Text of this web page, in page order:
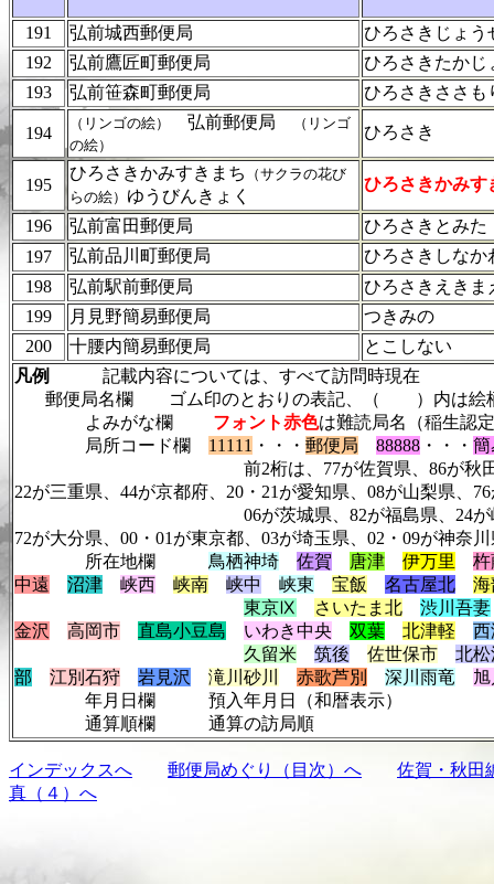
191 弘前城西郵便局
ひろさきじょう
192
弘前鷹匠町郵便局
ひろさきたかじ
193
弘前笹森町郵便局 ひろさきささも
194
（リンゴの絵） 弘前郵便局
（リンゴ
の絵）
ひろさき
195
ひろさきかみすきまち
（サクラの花び
らの絵） ゆうびんきょく
ひろさきかみす
196 弘前富田郵便局
ひろさきとみた
197
弘前品川町郵便局
ひろさきしなか
198
弘前駅前郵便局
ひろさきえきま
199
月見野簡易郵便局
つきみの
200
十腰内簡易郵便局
とこしない
凡例
記載内容については、すべて訪問時現在
郵便局名欄 ゴム印のとおりの表記、（ ）内は絵柄
よみがな欄 フォント赤色は難読局名（稲生認
局所コード欄 11111 ・・・ 郵便局 88888 ・・・ 簡
前2桁は、77が佐賀県、86が秋田
22が三重県、44が京都府、20・21が愛知県、08が山梨県、
06が茨城県、82が福島県、24が岐阜県、32が
72が大分県、00・01が東京都、03が埼玉県、02・09が神奈
所在地欄 鳥栖神埼 佐賀 唐津 伊万里
杵
中遠
沼津 峡西 峡南 峡中 峡東 宝飯 名古屋北
海
東京Ⅸ
さいたま北
渋川吾妻
金沢
高岡市 直島小豆島 いわき中央 双葉 北津軽
西
久留米
筑後 佐世保市
北松
部
江別石狩 岩見沢 滝川砂川 赤歌芦別 深川雨竜
年月日欄 預入年月日（和暦表示）
通算順欄 通算の訪局順
インデックスへ 郵便局めぐり（目次）へ
佐賀・秋田
真（４）へ